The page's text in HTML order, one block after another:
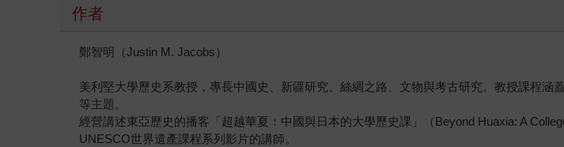
作者
鄭智明（Justin M. Jacobs）
美利堅大學歷史系教授，專長中國史、新疆研究、絲綢之路、文物與考古研究。教授課程
等主題。
經營講述東亞歷史的播客「超越華夏：中國與日本的大學歷史課」（Beyond Huaxia: A
UNESCO世界遺產課程系列影片的講師。